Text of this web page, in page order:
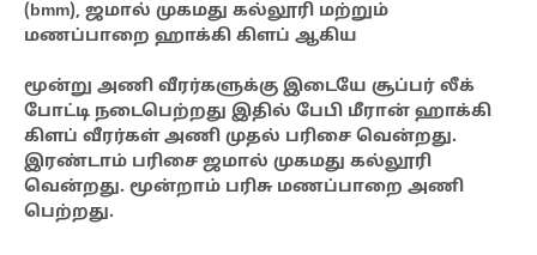
(bmm), ஜமால் முகமது கல்லூரி மற்றும்
மணப்பாறை ஹாக்கி கிளப் ஆகிய
மூன்று அணி வீரர்களுக்கு இடையே சூப்பர் லீக்
போட்டி நடைபெற்றது இதில் பேபி மீரான் ஹாக்கி
கிளப் வீரர்கள் அணி முதல் பரிசை வென்றது.
இரண்டாம் பரிசை ஜமால் முகமது கல்லூரி
வென்றது. மூன்றாம் பரிசு மணப்பாறை அணி
பெற்றது.